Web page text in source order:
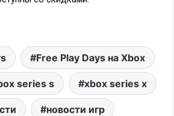
Free Play Days на Xbox
series s xbox series x
новости игр